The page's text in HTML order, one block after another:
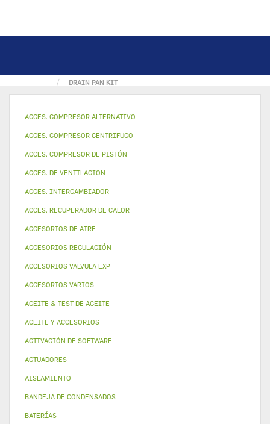
MI CUENTA MI CARRITO INICIO
DRAIN PAN KIT
ACCES. COMPRESOR ALTERNATIVO
ACCES. COMPRESOR CENTRIFUGO
ACCES. COMPRESOR DE PISTÓN
ACCES. DE VENTILACION
ACCES. INTERCAMBIADOR
ACCES. RECUPERADOR DE CALOR
ACCESORIOS DE AIRE
ACCESORIOS REGULACIÓN
ACCESORIOS VALVULA EXP
ACCESORIOS VARIOS
ACEITE & TEST DE ACEITE
ACEITE Y ACCESORIOS
ACTIVACIÓN DE SOFTWARE
ACTUADORES
AISLAMIENTO
BANDEJA DE CONDENSADOS
BATERÍAS